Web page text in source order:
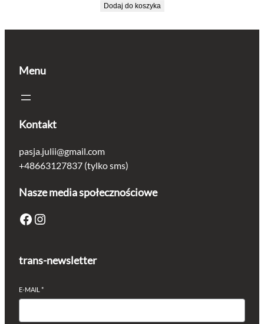
Dodaj do koszyka
Menu
Kontakt
pasja.julii@gmail.com
+48663127837 (tylko sms)
Nasze media społecznościowe
Facebook Instagram
trans-newsletter
E-MAIL *